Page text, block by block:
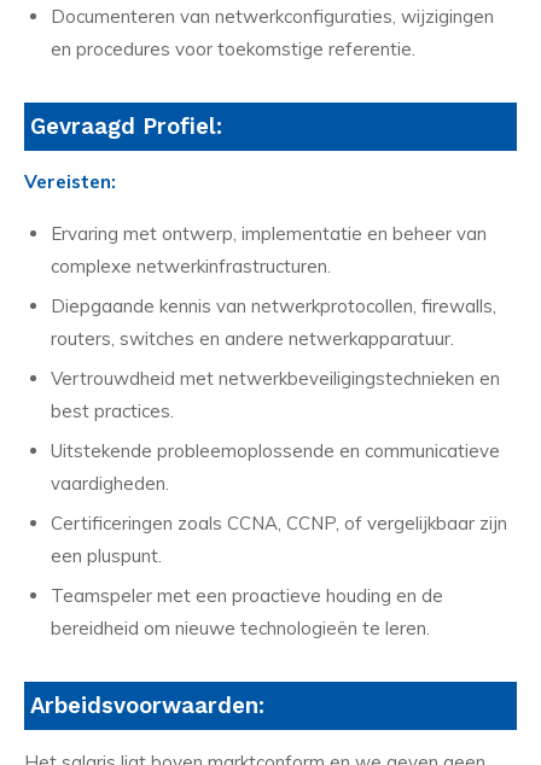
Documenteren van netwerkconfiguraties, wijzigingen
en procedures voor toekomstige referentie.
Gevraagd Profiel:
Vereisten:
Ervaring met ontwerp, implementatie en beheer van
complexe netwerkinfrastructuren.
Diepgaande kennis van netwerkprotocollen, firewalls,
routers, switches en andere netwerkapparatuur.
Vertrouwdheid met netwerkbeveiligingstechnieken en
best practices.
Uitstekende probleemoplossende en communicatieve
vaardigheden.
Certificeringen zoals CCNA, CCNP, of vergelijkbaar zijn
een pluspunt.
Teamspeler met een proactieve houding en de
bereidheid om nieuwe technologieën te leren.
Arbeidsvoorwaarden: